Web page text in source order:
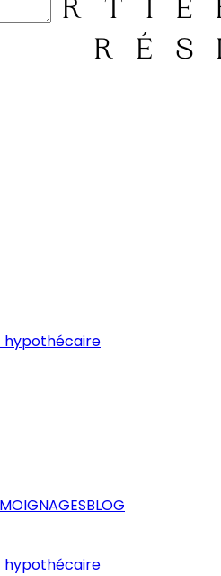
hypothécaire
BLOG
hypothécaire